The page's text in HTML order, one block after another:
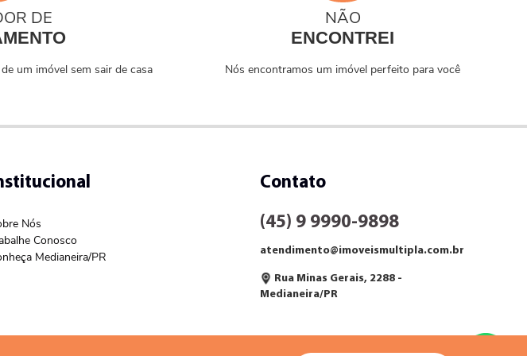
DE
um imóvel sem sair de casa
NÃO
ENCONTREI
Nós encontramos um imóvel perfeito para você
Nós
Conosco
Medianeira/PR
Contato
(45) 9 9990-9898
atendimento@imoveismultipla.com.br
Rua Minas Gerais, 2288 -
Medianeira/PR